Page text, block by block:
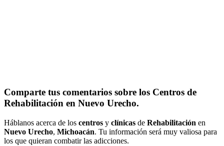
Comparte tus comentarios sobre los Centros de
Rehabilitación en Nuevo Urecho.
Háblanos acerca de los centros y clínicas de Rehabilitación en
Nuevo Urecho, Michoacán. Tu información será muy valiosa para
los que quieran combatir las adicciones.